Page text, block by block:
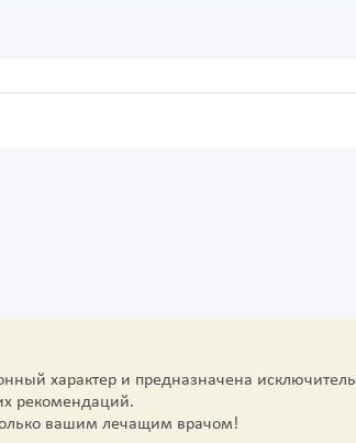
характер и предназначена
рекомендаций.
вашим лечащим врачом!